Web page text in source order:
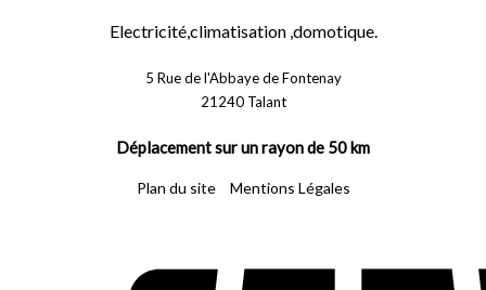
Electricité,climatisation ,domotique.
5 Rue de l'Abbaye de Fontenay
21240 Talant
Déplacement sur un rayon de 50 km
Plan du site Mentions Légales